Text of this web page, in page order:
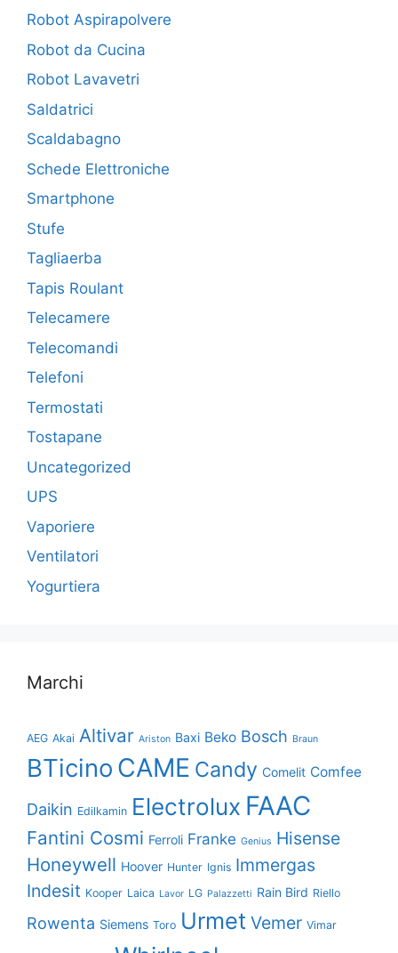
Robot Aspirapolvere
Robot da Cucina
Robot Lavavetri
Saldatrici
Scaldabagno
Schede Elettroniche
Smartphone
Stufe
Tagliaerba
Tapis Roulant
Telecamere
Telecomandi
Telefoni
Termostati
Tostapane
Uncategorized
UPS
Vaporiere
Ventilatori
Yogurtiera
Marchi
AEG Akai Altivar Ariston Baxi Beko Bosch Braun
BTicino CAME Candy Comelit Comfee
Daikin Edilkamin Electrolux FAAC
Fantini Cosmi Ferroli Franke Genius Hisense
Honeywell Hoover Hunter Ignis Immergas
Indesit Kooper Laica Lavor LG Palazzetti Rain Bird Riello
Rowenta Siemens Toro Urmet Vemer Vimar